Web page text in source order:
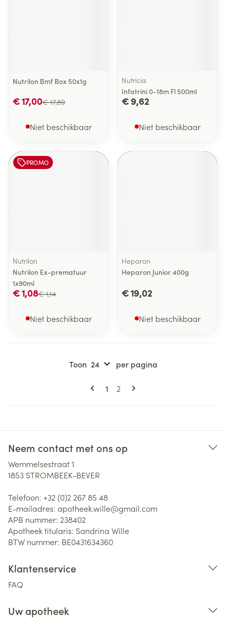
Nutrilon Bmf Box 50x1g
€ 17,89
€ 17,00
Niet beschikbaar
Nutricia
Infatrini 0-18m Fl 500ml
€ 9,62
Niet beschikbaar
PROMO
Nutrilon
Nutrilon Ex-prematuur
1x90ml
€ 1,14
€ 1,08
Niet beschikbaar
Heparon
Heparon Junior 400g
€ 19,02
Niet beschikbaar
Pagina's
U lees momenteel pagina
1 Pagina
2
Toon per pagina
Neem contact met ons op
Wemmelsestraat 1
1853 STROMBEEK-BEVER
Telefoon: +32 (0)2 267 85 48
E-mailadres: apotheek.wille@gmail.com
APB nummer: 238402
Apotheek titularis: Sandrina Wille
BTW nummer: BE0431634360
Klantenservice
FAQ
Uw apotheek